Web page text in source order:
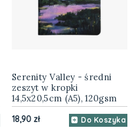
Serenity Valley - średni
zeszyt w kropki
14,5x20,5cm (A5), 120gsm
18,90 zł Do Koszyka